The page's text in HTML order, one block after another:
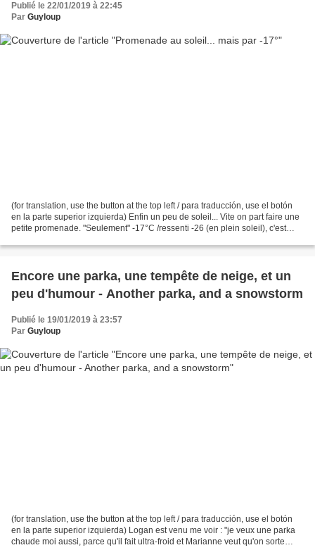
Publié le 22/01/2019 à 22:45
Par Guyloup
(for translation, use the button at the top left / para traducción, use el botón
en la parte superior izquierda) Enfin un peu de soleil... Vite on part faire une
petite promenade. "Seulement" -17°C /ressenti -26 (en plein soleil), c'est
Encore une parka, une tempête de neige, et un
peu d'humour - Another parka, and a snowstorm
Publié le 19/01/2019 à 23:57
Par Guyloup
(for translation, use the button at the top left / para traducción, use el botón
en la parte superior izquierda) Logan est venu me voir : "je veux une parka
chaude moi aussi, parce qu'il fait ultra-froid et Marianne veut qu'on sorte